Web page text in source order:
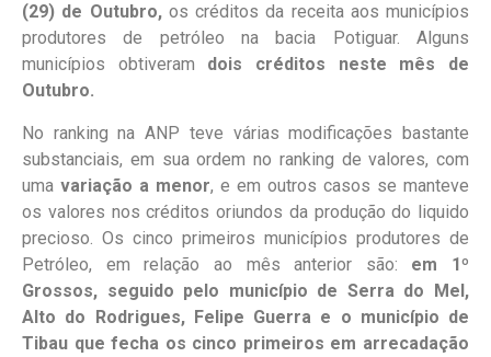
(29) de Outubro,os créditos da receita aos municípios
produtores de petróleo na bacia Potiguar. Alguns
municípios obtiveram dois créditos neste mês de
Outubro.
No ranking na ANP teve várias modificações bastante
substanciais, em sua ordem no ranking de valores, com
uma variação a menor, e em outros casos se manteve
os valores nos créditos oriundos da produção do liquido
precioso. Os cinco primeiros municípios produtores de
Petróleo, em relação ao mês anterior são: em 1º
Grossos, seguido pelo município de Serra do Mel,
Alto do Rodrigues, Felipe Guerra e o município de
Tibau que fecha os cinco primeiros em arrecadação